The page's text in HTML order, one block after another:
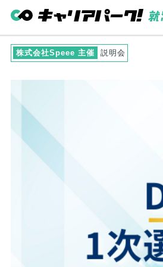
株式会社Speee 主催 説明会